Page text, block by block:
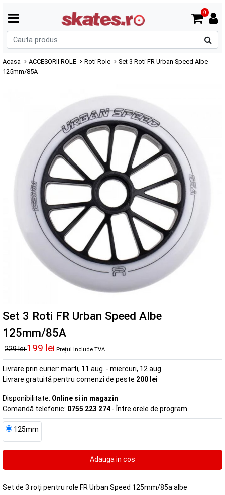
0
Acasa ACCESORII ROLE Roti Role
Set 3 Roti FR Urban Speed Albe
125mm/85A
Set 3 Roti FR Urban Speed Albe
125mm/85A
229 lei199 lei Prețul include TVA
Livrare prin curier: marti, 11 aug. - miercuri, 12 aug.
Livrare gratuită pentru comenzi de peste 200 lei
Disponibilitate: Online si in magazin
Comandă telefonic: 0755 223 274 - Între orele de program
125mm
Set de 3 roți pentru role FR Urban Speed 125mm/85a albe